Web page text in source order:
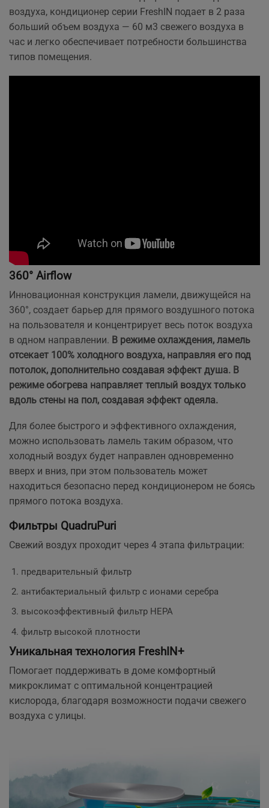
воздуха, кондиционер серии FreshIN подает в 2 раза
больший объем воздуха — 60 м3 свежего воздуха в
час и легко обеспечивает потребности большинства
типов помещения.
360° Airflow
Инновационная конструкция ламели, движущейся на
360°, создает барьер для прямого воздушного потока
на пользователя и концентрирует весь поток воздуха
в одном направлении. В режиме охлаждения, ламель
отсекает 100% холодного воздуха, направляя его под
потолок, дополнительно создавая эффект душа. В
режиме обогрева направляет теплый воздух только
вдоль стены на пол, создавая эффект одеяла.
Для более быстрого и эффективного охлаждения,
можно использовать ламель таким образом, что
холодный воздух будет направлен одновременно
вверх и вниз, при этом пользователь может
находиться безопасно перед кондиционером не боясь
прямого потока воздуха.
Фильтры QuadruPuri
Свежий воздух проходит через 4 этапа фильтрации:
предварительный фильтр
антибактериальный фильтр с ионами серебра
высокоэффективный фильтр HEPA
фильтр высокой плотности
Уникальная технология FreshIN+
Помогает поддерживать в доме комфортный
микроклимат с оптимальной концентрацией
кислорода, благодаря возможности подачи свежего
воздуха с улицы.